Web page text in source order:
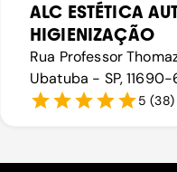
ALC ESTÉTICA
HIGIENIZAÇÃO
Rua Professor
Ubatuba - SP, 11690-
5 (38)